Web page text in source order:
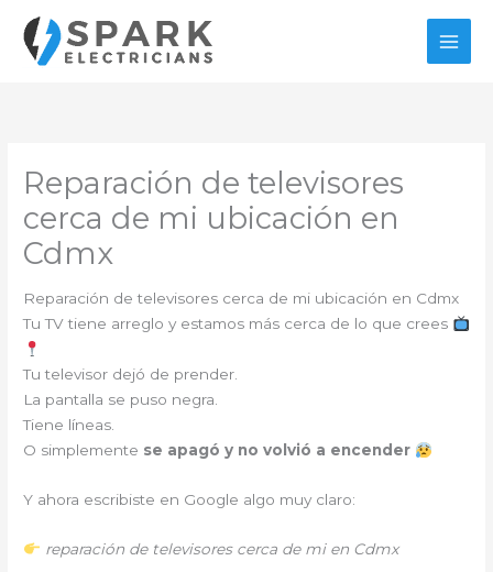
contenido
Reparación de televisores
cerca de mi ubicación en
Cdmx
Reparación de televisores cerca de mi ubicación en Cdmx
Tu TV tiene arreglo y estamos más cerca de lo que crees
Tu televisor dejó de prender.
La pantalla se puso negra.
Tiene líneas.
O simplemente se apagó y no volvió a encender
Y ahora escribiste en Google algo muy claro:
reparación de televisores cerca de mi en Cdmx